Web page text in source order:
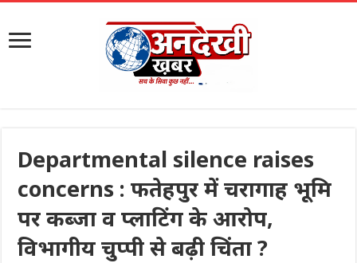
Departmental silence raises
concerns : फतेहपुर में चरागाह भूमि
पर कब्जा व प्लाटिंग के आरोप,
विभागीय चुप्पी से बढ़ी चिंता ?